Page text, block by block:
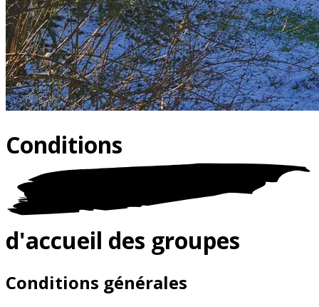
Conditions
d'accueil des groupes
Conditions générales